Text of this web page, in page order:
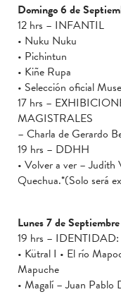
Domingo 6 de
12 hrs – INFANTIL
• Nuku Nuku
• Pichintun
• Kiñe Rupa
• Selección oficial
17 hrs –
MAGISTRALES
– Charla de Gerardo
19 hrs – DDHH
• Volver a ver –
Quechua.*(Solo será
Lunes 7 de Septiembre
19 hrs – IDENTIDAD:
• Kütral I • El río
Mapuche
• Magalí – Juan